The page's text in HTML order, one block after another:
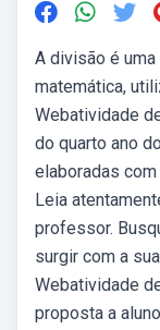
A divisão é
matemática,
Webatividade
do quarto ano
elaboradas
Leia
professor.
surgir com a
Webatividade
proposta a